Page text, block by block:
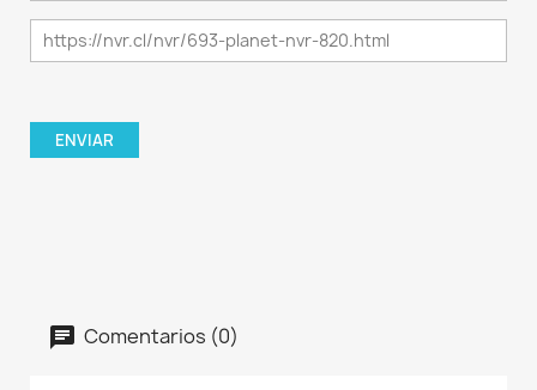
Comentarios (0)